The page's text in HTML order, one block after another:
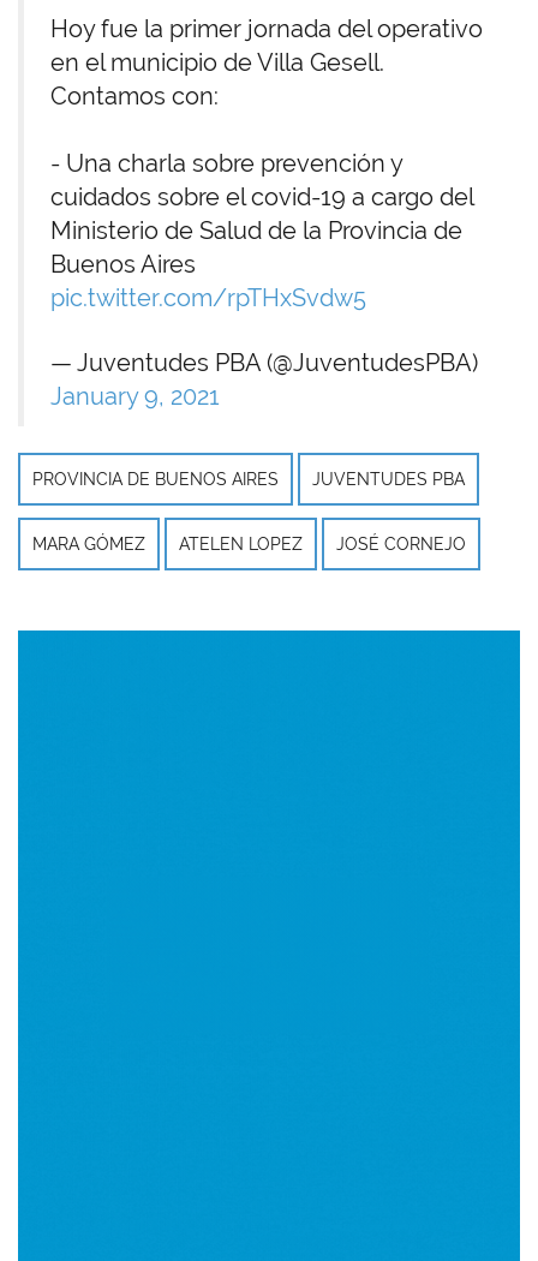
Hoy fue la primer jornada del operativo
en el municipio de Villa Gesell.
Contamos con:
- Una charla sobre prevención y
cuidados sobre el covid-19 a cargo del
Ministerio de Salud de la Provincia de
Buenos Aires
pic.twitter.com/rpTHxSvdw5
— Juventudes PBA (@JuventudesPBA)
January 9, 2021
PROVINCIA DE BUENOS AIRES JUVENTUDES PBA
MARA GÓMEZ ATELEN LOPEZ JOSÉ CORNEJO